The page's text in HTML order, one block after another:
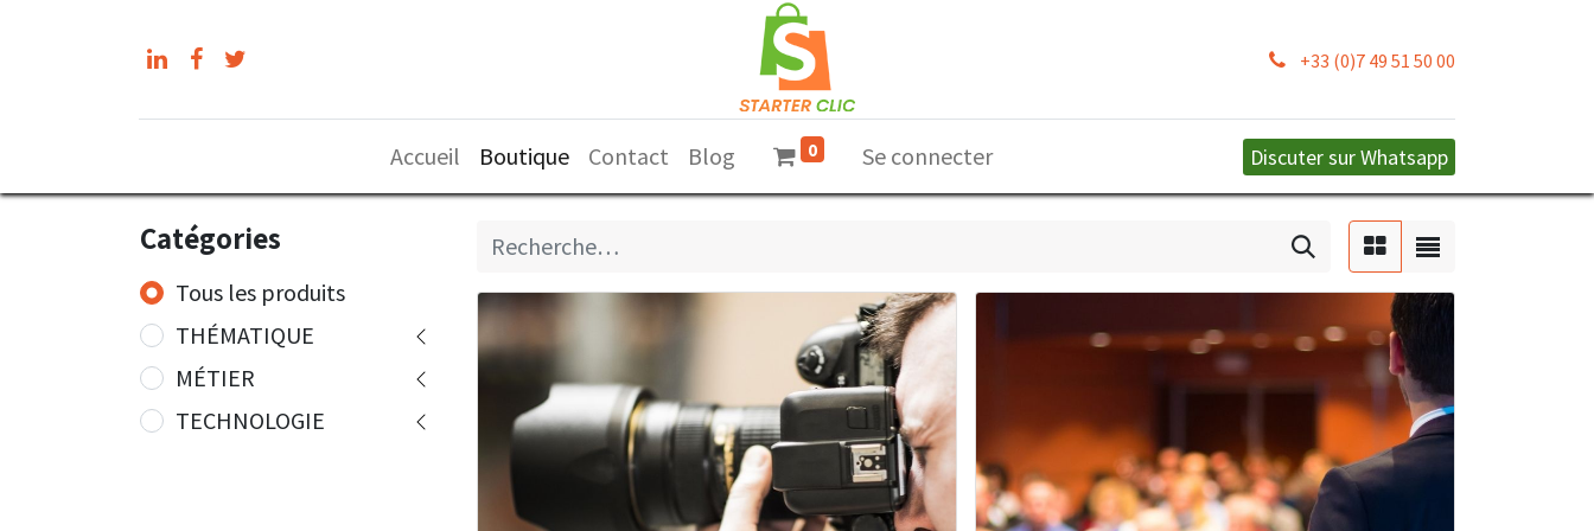
+33 (0)7 49 51 50 00
Accueil Boutique Contact Blog 0 Se connecter Discuter sur W​​​​hatsapp
Catégories
Tous les produits
THÉMATIQUE
MÉTIER
TECHNOLOGIE